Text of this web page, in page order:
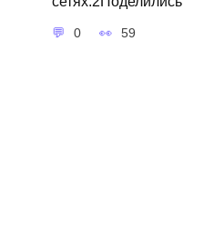
0 59